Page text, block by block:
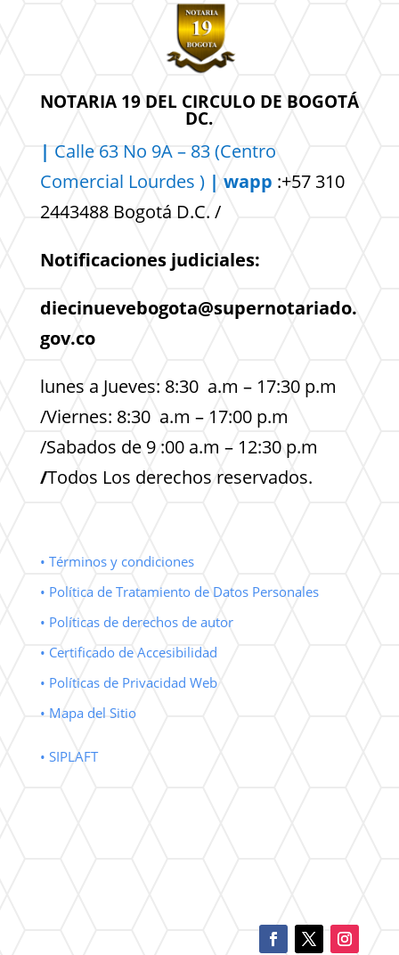
NOTARIA 19 DEL CIRCULO DE BOGOTÁ
DC.
| Calle 63 No 9A – 83 (Centro
Comercial Lourdes ) | wapp :+57 310
2443488 Bogotá D.C. /
Notificaciones judiciales:
diecinuevebogota@supernotariado.
gov.co
lunes a Jueves: 8:30 a.m – 17:30 p.m
/Viernes: 8:30 a.m – 17:00 p.m
/Sabados de 9 :00 a.m – 12:30 p.m
/Todos Los derechos reservados.
• Términos y condiciones
• Política de Tratamiento de Datos Personales
• Políticas de derechos de autor
• Certificado de Accesibilidad
• Políticas de Privacidad Web
• Mapa del Sitio
• SIPLAFT